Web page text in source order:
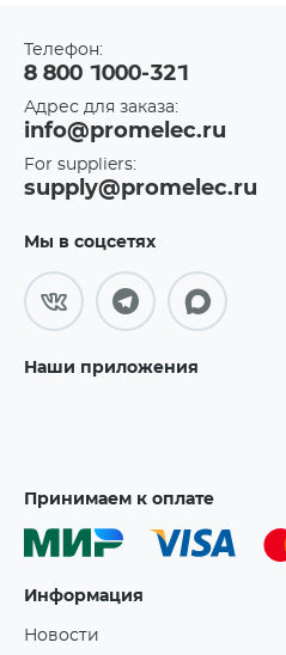
Телефон:
8 800 1000-321
Адрес для заказа:
info@promelec.ru
For suppliers:
supply@promelec.ru
Мы в соцсетях
Наши приложения
Принимаем к оплате
Информация
Новости